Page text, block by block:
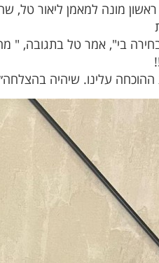
מונה למאמן ליאור טל,
בי", אמר טל בתגובה, "
ההוכחה עלינו. שיהיה